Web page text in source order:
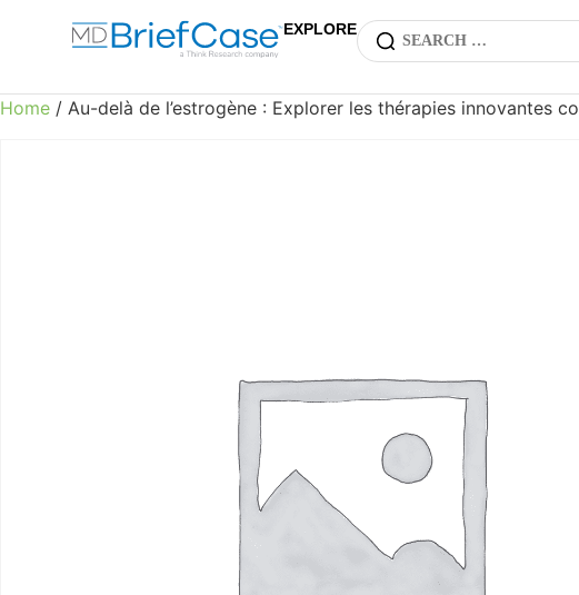
EXPLORE
Home / Au-delà de l’estrogène : Explorer les thérapies innovantes